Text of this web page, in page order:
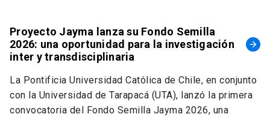
Proyecto Jayma lanza su Fondo Semilla
2026: una oportunidad para la investigación
inter y transdisciplinaria
arrow_forward
La Pontificia Universidad Católica de Chile, en conjunto
con la Universidad de Tarapacá (UTA), lanzó la primera
convocatoria del Fondo Semilla Jayma 2026, una